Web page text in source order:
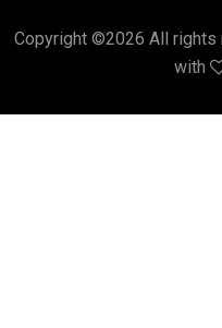
Copyright ©2026 All rights
with